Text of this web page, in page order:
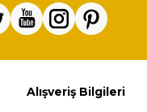
Alışveriş Bilgileri